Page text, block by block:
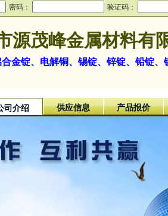
密码： 验证码：
源茂峰金属材料有
金锭、电解铜、锡锭、锌锭、铅锭、
司介绍 供应信息 产品报价